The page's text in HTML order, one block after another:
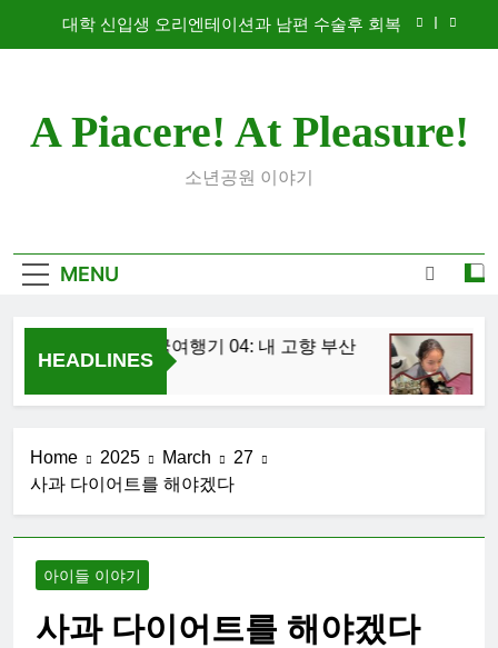
대학 신입생 오리엔테이션과 남편 수술후 회복
2026 한국여행기 04: 내 고향 부산
2026 한국여행기 03: K-뷰티를 만끽하다
2026 한국여행기 02: 82쿡 덕분에 만난 사람들
A Piacere! At Pleasure!
소년공원 이야기
MENU
HEADLINES
2026 한국여행기 04: 내 고향 부산
1
Home 2025 March
27
사과 다이어트를 해야겠다
아이들 이야기
사과 다이어트를 해야겠다